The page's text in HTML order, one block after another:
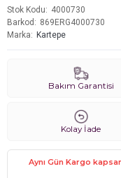
Stok Kodu
4000730
Barkod
869ERG4000730
Marka
Kartepe
Bakım Garantisi
Kolay İade
Aynı Gün Kargo